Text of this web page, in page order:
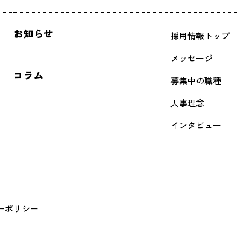
お知らせ
コラム
採用情報トップ
メッセージ
募集中の職種
人事理念
インタビュー
ポリシー